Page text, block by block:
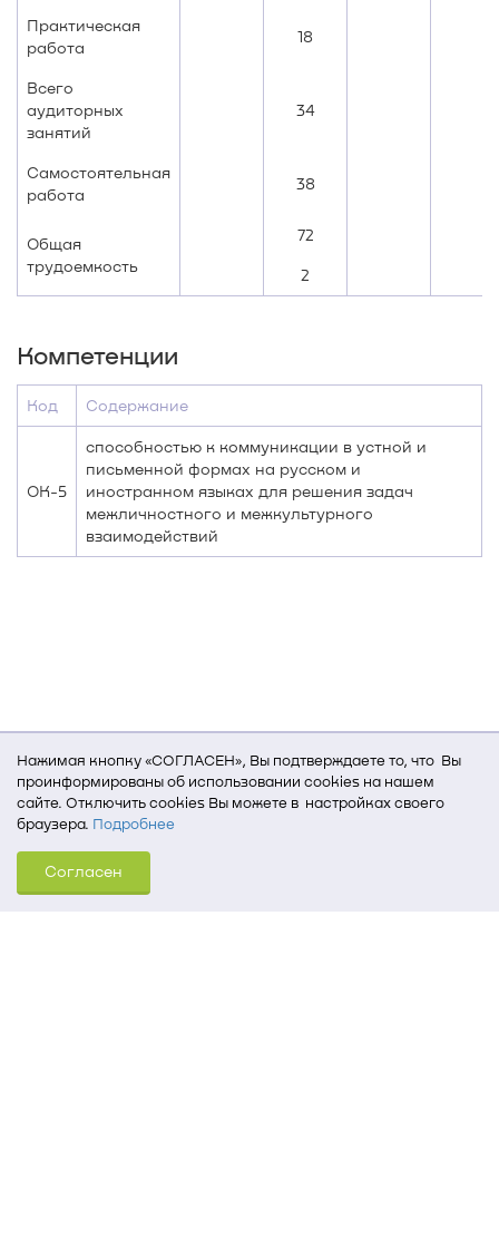
Нажимая кнопку «СОГЛАСЕН», Вы подтверждаете то, что Вы
проинформированы об использовании cookies на нашем
сайте. Отключить cookies Вы можете в настройках своего
браузера. Подробнее
Для того, чтобы мы могли качественно предоставить Вам
услуги, мы используем cookies, которые сохраняются
на Вашем компьютере (Сведения о местоположении; ip-адрес;
Согласен
Практическая
работа
18
Всего
аудиторных
занятий
34
Самостоятельная
работа
38
Общая
трудоемкость
72
2
Компетенции
Код Содержание
ОК-5
способностью к коммуникации в устной и
письменной формах на русском и
иностранном языках для решения задач
межличностного и межкультурного
взаимодействий